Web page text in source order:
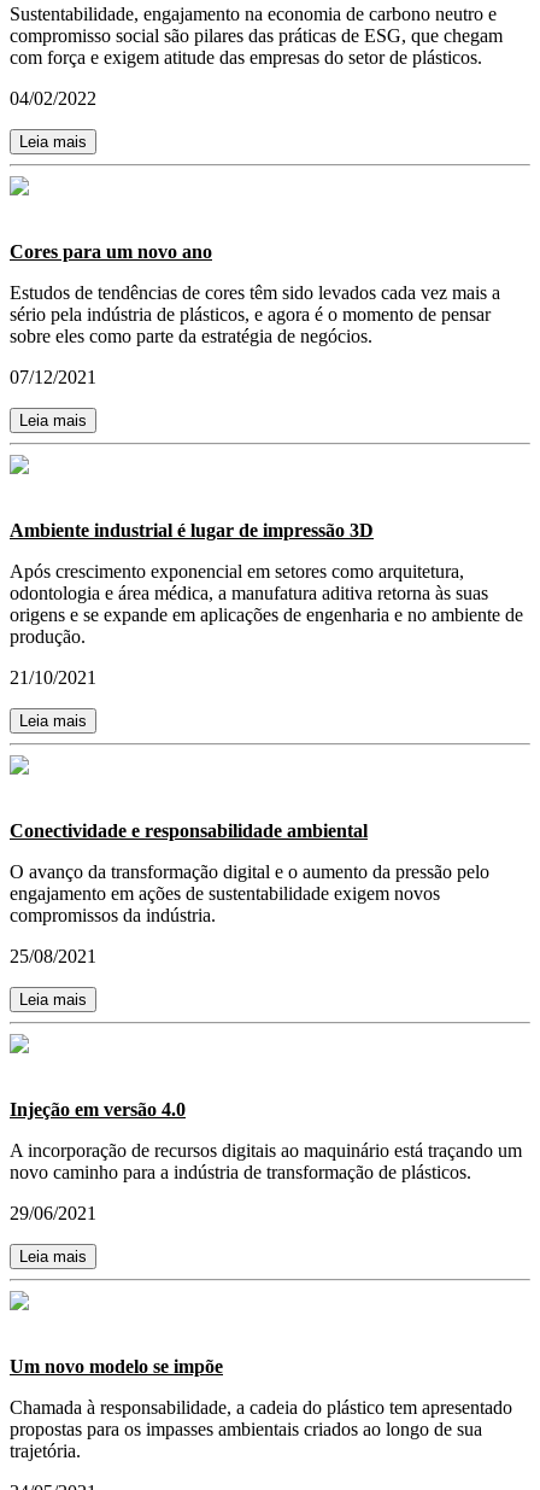
Sustentabilidade, engajamento na economia de carbono neutro e
compromisso social são pilares das práticas de ESG, que chegam
com força e exigem atitude das empresas do setor de plásticos.
04/02/2022
Leia mais
Cores para um novo ano
Estudos de tendências de cores têm sido levados cada vez mais a
sério pela indústria de plásticos, e agora é o momento de pensar
sobre eles como parte da estratégia de negócios.
07/12/2021
Leia mais
Ambiente industrial é lugar de impressão 3D
Após crescimento exponencial em setores como arquitetura,
odontologia e área médica, a manufatura aditiva retorna às suas
origens e se expande em aplicações de engenharia e no ambiente de
produção.
21/10/2021
Leia mais
Conectividade e responsabilidade ambiental
O avanço da transformação digital e o aumento da pressão pelo
engajamento em ações de sustentabilidade exigem novos
compromissos da indústria.
25/08/2021
Leia mais
Injeção em versão 4.0
A incorporação de recursos digitais ao maquinário está traçando um
novo caminho para a indústria de transformação de plásticos.
29/06/2021
Leia mais
Um novo modelo se impõe
Chamada à responsabilidade, a cadeia do plástico tem apresentado
propostas para os impasses ambientais criados ao longo de sua
trajetória.